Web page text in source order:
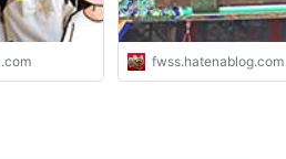
fwss.hatenablog.com